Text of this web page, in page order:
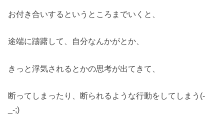
お付き合いするというところまでいくと、
途端に躊躇して、自分なんかがとか、
きっと浮気されるとかの思考が出てきて、
断ってしまったり、断られるような行動をしてしまう(-
_-;)